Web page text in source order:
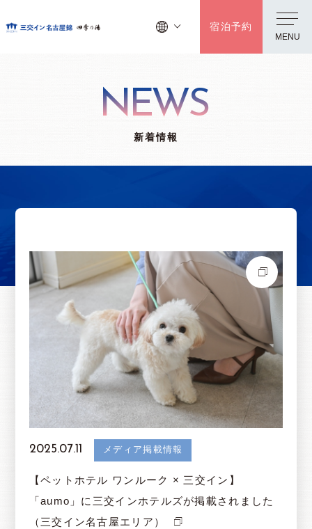
宿泊予約
MENU
NEWS
新着情報
2025.07.11 メディア掲載情報
【ペットホテル ワンルーク × 三交イン】
「aumo」に三交インホテルズが掲載されました
（三交イン名古屋エリア）